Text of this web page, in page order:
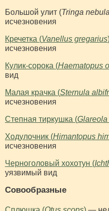
Большой улит (Tringa
исчезновения
Кречетка (Vanellus gregarius
исчезновения
Кулик-сорока (Haematopus
вид
Малая крачка (Sternula
исчезновения
Степная тиркушка (
Ходулочник (Himantopus
исчезновения
Черноголовый хохотун (
уязвимый вид
Совообразные